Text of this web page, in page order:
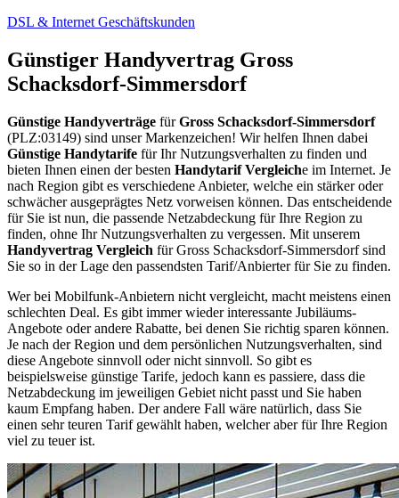
DSL & Internet Geschäftskunden
Günstiger Handyvertrag Gross
Schacksdorf-Simmersdorf
Günstige Handyverträge fürGross Schacksdorf-Simmersdorf
(PLZ:03149) sind unser Markenzeichen! Wir helfen Ihnen dabei
Günstige Handytarife für Ihr Nutzungsverhalten zu finden und
bieten Ihnen einen der besten Handytarif Vergleiche im Internet. Je
nach Region gibt es verschiedene Anbieter, welche ein stärker oder
schwächer ausgeprägtes Netz vorweisen können. Das entscheidende
für Sie ist nun, die passende Netzabdeckung für Ihre Region zu
finden, ohne Ihr Nutzungsverhalten zu vergessen. Mit unserem
Handyvertrag Vergleich für Gross Schacksdorf-Simmersdorf sind
Sie so in der Lage den passendsten Tarif/Anbierter für Sie zu finden.
Wer bei Mobilfunk-Anbietern nicht vergleicht, macht meistens einen
schlechten Deal. Es gibt immer wieder interessante Jubiläums-
Angebote oder andere Rabatte, bei denen Sie richtig sparen können.
Je nach der Region und dem persönlichen Nutzungsverhalten, sind
diese Angebote sinnvoll oder nicht sinnvoll. So gibt es
beispielsweise günstige Tarife, jedoch kann es passiere, dass die
Netzabdeckung im jeweiligen Gebiet nicht passt und Sie haben
kaum Empfang haben. Der andere Fall wäre natürlich, dass Sie
einen sehr teuren Tarif gewählt haben, welcher aber für Ihre Region
viel zu teuer ist.